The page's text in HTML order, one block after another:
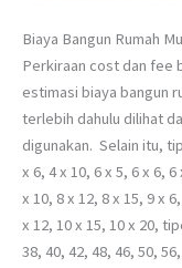
Biaya Bangun Rumah
Perkiraan cost dan fee
estimasi biaya bangun
terlebih dahulu dilihat
digunakan. Selain itu,
x 6, 4 x 10, 6 x 5, 6 x 6,
x 10, 8 x 12, 8 x 15, 9 x
x 12, 10 x 15, 10 x 20,
38, 40, 42, 48, 46, 50,